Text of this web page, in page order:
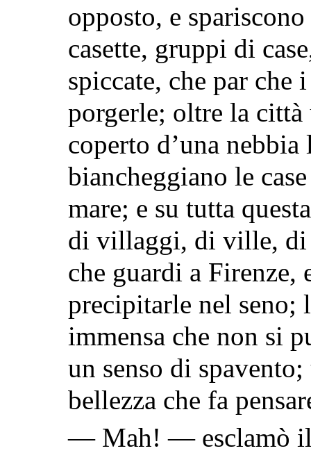
opposto, e
casette, gruppi di
spiccate, che par
porgerle; oltre la
coperto d’una
biancheggiano le
mare; e su tutta
di villaggi, di ville, di
che guardi a Firenze,
precipitarle nel seno;
immensa che non si
un senso di
bellezza che fa
— Mah! — esclamò il